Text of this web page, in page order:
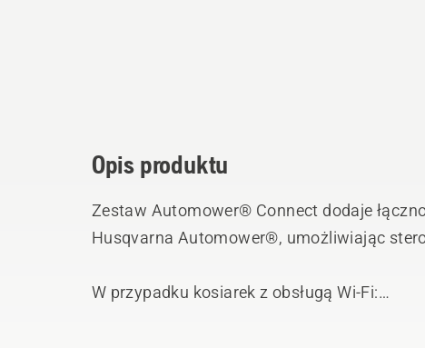
Opis produktu
Zestaw Automower® Connect dodaje
Husqvarna Automower®, umożliwiając
W przypadku kosiarek z obsługą Wi-Fi: